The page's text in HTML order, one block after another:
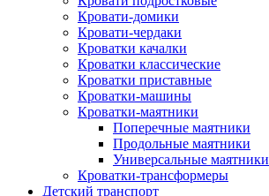
Кровати-домики
Кровати-чердаки
Кроватки качалки
Кроватки классические
Кроватки приставные
Кроватки-машины
Кроватки-маятники
Поперечные маятники
Продольные маятники
Универсальные маятники
Кроватки-трансформеры
Детский транспорт